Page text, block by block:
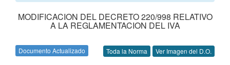
MODIFICACION DEL DECRETO 220/998 RELATIVO
A LA REGLAMENTACION DEL IVA
Documento Actualizado Toda la Norma Ver Imagen del D.O.